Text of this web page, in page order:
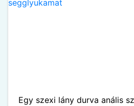
Egy szexi lány durva anális